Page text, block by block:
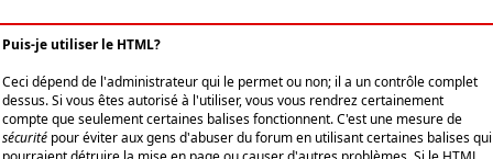
Puis-je utiliser le HTML?
Ceci dépend de l'administrateur qui le permet ou non; il a un contrôle complet
dessus. Si vous êtes autorisé à l'utiliser, vous vous rendrez certainement
compte que seulement certaines balises fonctionnent. C'est une mesure de
sécurité pour éviter aux gens d'abuser du forum en utilisant certaines balises qui